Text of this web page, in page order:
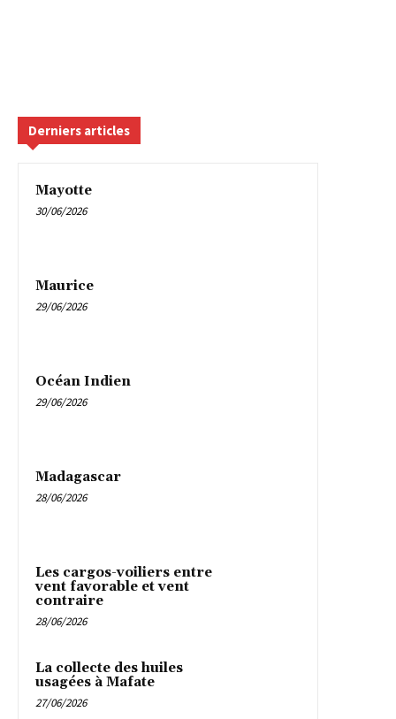
Derniers articles
Mayotte
30/06/2026
Maurice
29/06/2026
Océan Indien
29/06/2026
Madagascar
28/06/2026
Les cargos-voiliers entre
vent favorable et vent
contraire
28/06/2026
La collecte des huiles
usagées à Mafate
27/06/2026